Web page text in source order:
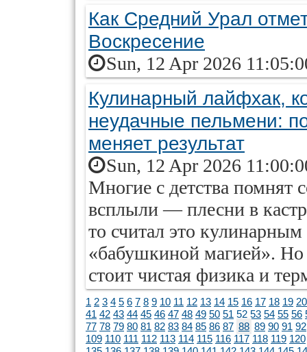
Как Средний Урал
Воскресение
Sun, 12 Apr 2026
Кулинарный лайфхак,
неудачные пельмени:
меняет результат
Sun, 12 Apr 2026
Многие с детства помнят
всплыли — плесни в
то считал это
«бабушкиной магией».
стоит чистая физика и
1 2 3 4 5 6 7 8 9 10 11 12 13 14 15 16 17 18 19 20
41 42 43 44 45 46 47 48 49 50 51 52 53 54 55 56
77 78 79 80 81 82 83 84 85 86 87 88 89 90 91 92
109 110 111 112 113 114 115 116 117 118 119 120